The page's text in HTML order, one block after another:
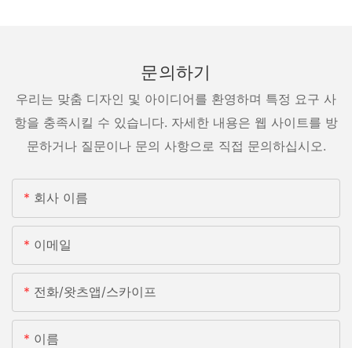
문의하기
우리는 맞춤 디자인 및 아이디어를 환영하며 특정 요구 사
항을 충족시킬 수 있습니다. 자세한 내용은 웹 사이트를 방
문하거나 질문이나 문의 사항으로 직접 문의하십시오.
회사 이름
이메일
전화/왓츠앱/스카이프
이름